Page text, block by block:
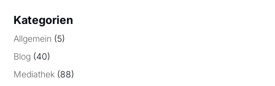
Kategorien
Allgemein (5)
Blog (40)
Mediathek (88)